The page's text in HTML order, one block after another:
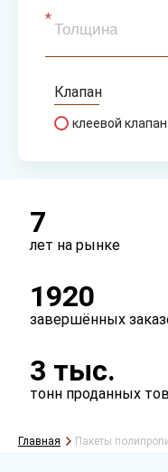
Клапан
клеевой клапан
7
лет на рынке
1920
завершённых
3 тыс.
тонн проданных
Главная Пакеты